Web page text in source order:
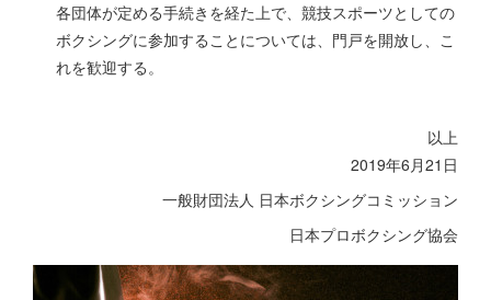
各団体が定める手続きを経た上で、競技スポーツとしての
ボクシングに参加することについては、門戸を開放し、こ
れを歓迎する。
以上
2019年6月21日
一般財団法人 日本ボクシングコミッション
日本プロボクシング協会